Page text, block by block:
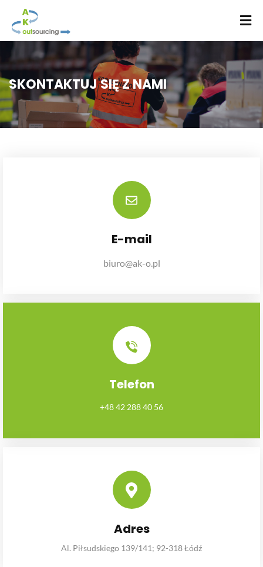
SKONTAKTUJ SIĘ Z NAMI
E-mail
biuro@ak-o.pl
Telefon
+48 42 288 40 56
Adres
Al. Piłsudskiego 139/141; 92-318 Łódź